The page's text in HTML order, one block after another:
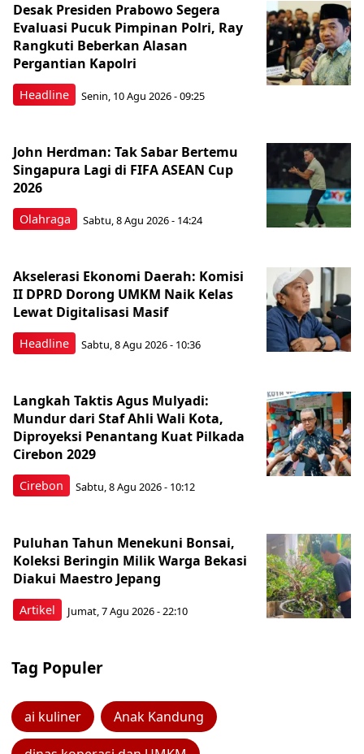
Headline
Desak Presiden Prabowo Segera
Evaluasi Pucuk Pimpinan Polri, Ray
Rangkuti Beberkan Alasan
Pergantian Kapolri
Senin, 10 Agu 2026 - 09:25
Olahraga
John Herdman: Tak Sabar Bertemu
Singapura Lagi di FIFA ASEAN Cup
2026
Sabtu, 8 Agu 2026 - 14:24
Headline
Akselerasi Ekonomi Daerah: Komisi
II DPRD Dorong UMKM Naik Kelas
Lewat Digitalisasi Masif
Sabtu, 8 Agu 2026 - 10:36
Cirebon
Langkah Taktis Agus Mulyadi:
Mundur dari Staf Ahli Wali Kota,
Diproyeksi Penantang Kuat Pilkada
Cirebon 2029
Sabtu, 8 Agu 2026 - 10:12
Artikel
Puluhan Tahun Menekuni Bonsai,
Koleksi Beringin Milik Warga Bekasi
Diakui Maestro Jepang
Jumat, 7 Agu 2026 - 22:10
Tag Populer
ai kuliner Anak Kandung